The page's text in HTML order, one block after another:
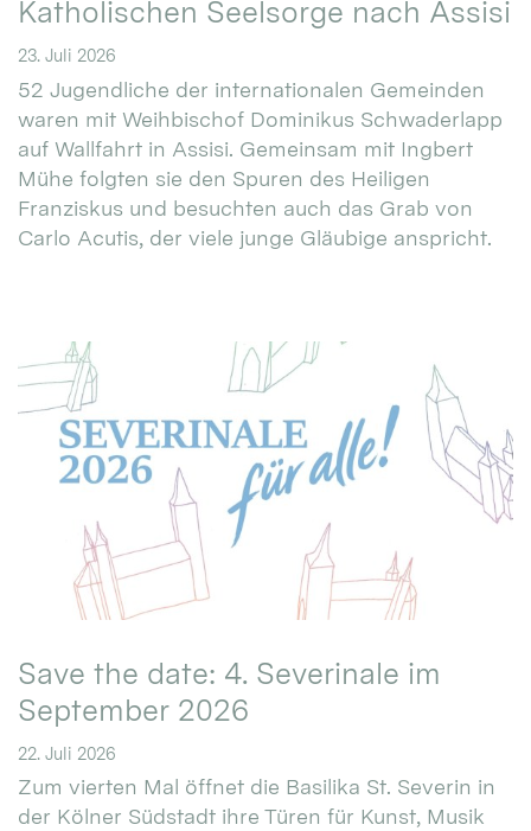
Katholischen Seelsorge nach Assisi
23. Juli 2026
52 Jugendliche der internationalen Gemeinden
waren mit Weihbischof Dominikus Schwaderlapp
auf Wallfahrt in Assisi. Gemeinsam mit Ingbert
Mühe folgten sie den Spuren des Heiligen
Franziskus und besuchten auch das Grab von
Carlo Acutis, der viele junge Gläubige anspricht.
Save the date: 4. Severinale im
September 2026
22. Juli 2026
Zum vierten Mal öffnet die Basilika St. Severin in
der Kölner Südstadt ihre Türen für Kunst, Musik